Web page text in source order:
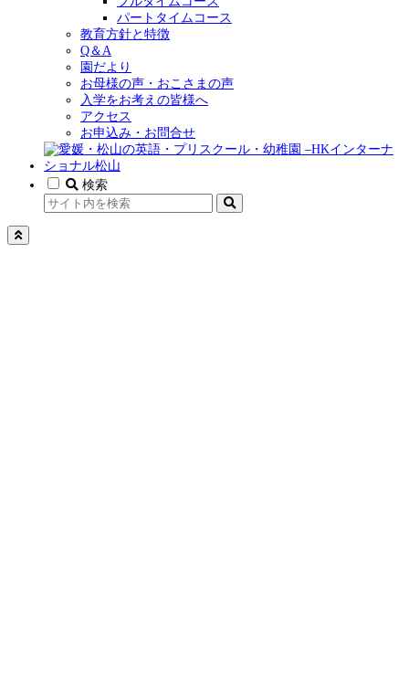
パートタイムコース
教育方針と特徴
Q＆A
園だより
お母様の声・おこさまの声
入学をお考えの皆様へ
アクセス
お申込み・お問合せ
検索